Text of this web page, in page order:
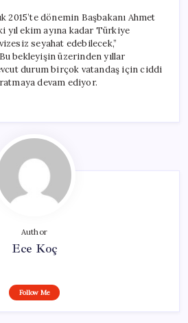
2015’te dönemin Başbakanı Ahmet
yıl ekim ayına kadar Türkiye
seyahat edebilecek,”
Bu bekleyişin üzerinden yıllar
durum birçok vatandaş için ciddi
devam ediyor.
Author
Ece Koç
Follow Me